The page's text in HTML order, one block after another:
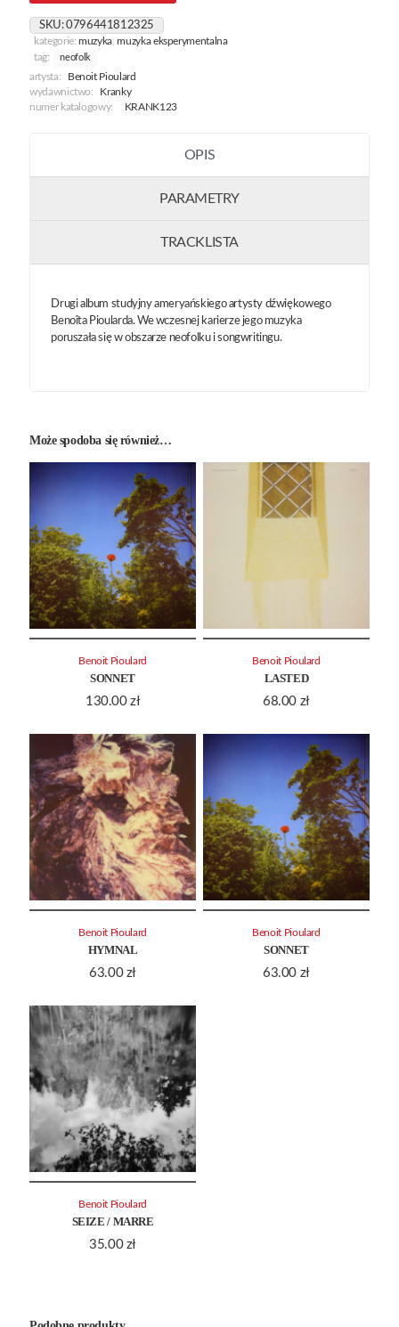
SKU:0796441812325
kategorie:muzyka,muzyka eksperymentalna
tag:
neofolk
artysta:
Benoit Pioulard
wydawnictwo:
Kranky
numer katalogowy:
KRANK123
OPIS
PARAMETRY
TRACKLISTA
Drugi album studyjny ameryańskiego artysty dźwiękowego
Benoîta Pioularda. We wczesnej karierze jego muzyka
poruszała się w obszarze neofolku i songwritingu.
Może spodoba się również…
SONNET
130.00 zł
Benoit Pioulard
LASTED
68.00 zł
Benoit Pioulard
HYMNAL
63.00 zł
Benoit Pioulard
SONNET
63.00 zł
Benoit Pioulard
SEIZE / MARRE
35.00 zł
Benoit Pioulard